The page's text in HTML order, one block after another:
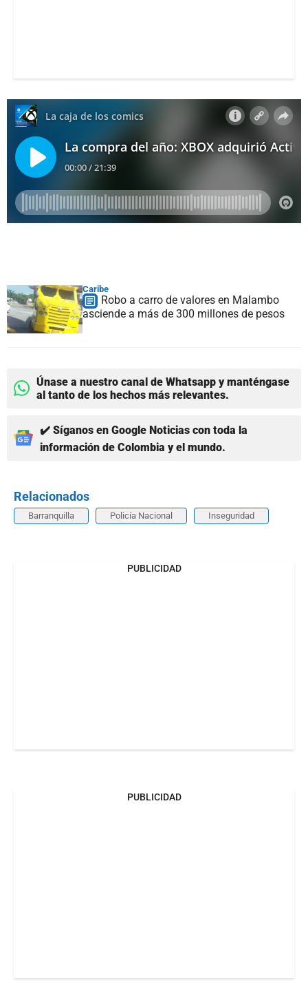
Caribe
Robo a carro de valores en Malambo
asciende a más de 300 millones de pesos
Únase a nuestro canal de Whatsapp y manténgase
al tanto de los hechos más relevantes.
✔️ Síganos en Google Noticias con toda la
información de Colombia y el mundo.
Relacionados
Barranquilla Policía Nacional Inseguridad
PUBLICIDAD
PUBLICIDAD